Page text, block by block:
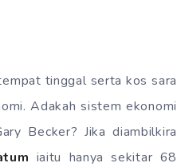
tinggal serta kos sara
Adakah sistem ekonomi
Becker? Jika diambilkira
iaitu hanya sekitar 68